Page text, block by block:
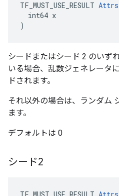
TF_MUST_USE_RESULT Attrs
  int64 x
)
シードまたはシード 2 のいず
いる場合、乱数ジェネレータ
ドされます。
それ以外の場合は、ランダム
ます。
デフォルトは 0
シード2